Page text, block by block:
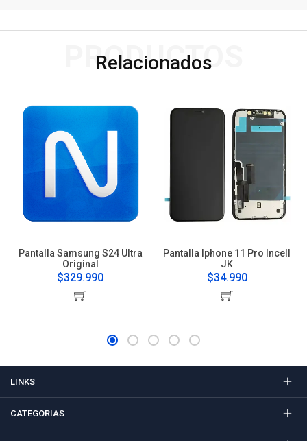
Relacionados
PRODUCTOS
Pantalla Samsung S24 Ultra
Original
$329.990
Pantalla Iphone 11 Pro Incell
JK
$34.990
LINKS
CATEGORIAS